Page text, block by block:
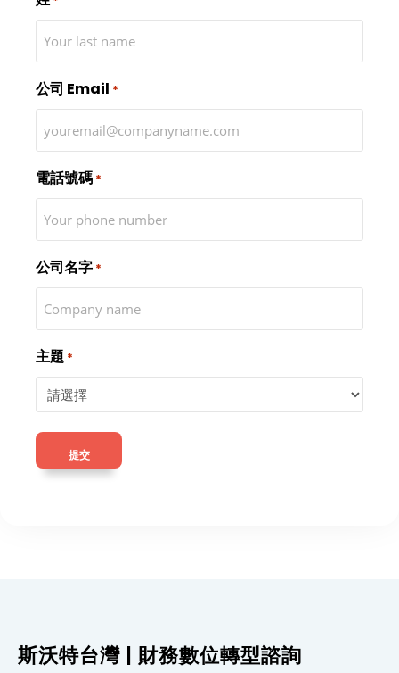
公司 Email *
電話號碼 *
公司名字 *
主題 *
斯沃特台灣 | 財務數位轉型諮詢